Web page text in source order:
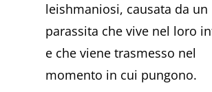
leishmaniosi, causata da un
parassita che vive nel loro
e che viene trasmesso nel
momento in cui pungono.